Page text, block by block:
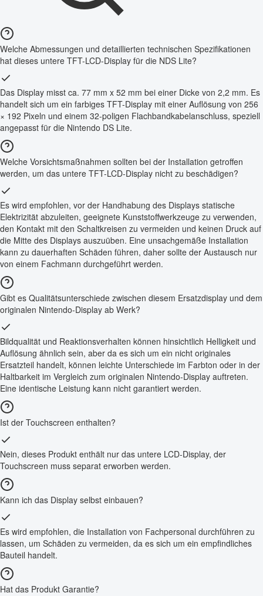
Welche Abmessungen und detaillierten technischen Spezifikationen
hat dieses untere TFT-LCD-Display für die NDS Lite?
Das Display misst ca. 77 mm x 52 mm bei einer Dicke von 2,2 mm. Es
handelt sich um ein farbiges TFT-Display mit einer Auflösung von 256
× 192 Pixeln und einem 32-poligen Flachbandkabelanschluss, speziell
angepasst für die Nintendo DS Lite.
Welche Vorsichtsmaßnahmen sollten bei der Installation getroffen
werden, um das untere TFT-LCD-Display nicht zu beschädigen?
Es wird empfohlen, vor der Handhabung des Displays statische
Elektrizität abzuleiten, geeignete Kunststoffwerkzeuge zu verwenden,
den Kontakt mit den Schaltkreisen zu vermeiden und keinen Druck auf
die Mitte des Displays auszuüben. Eine unsachgemäße Installation
kann zu dauerhaften Schäden führen, daher sollte der Austausch nur
von einem Fachmann durchgeführt werden.
Gibt es Qualitätsunterschiede zwischen diesem Ersatzdisplay und dem
originalen Nintendo-Display ab Werk?
Bildqualität und Reaktionsverhalten können hinsichtlich Helligkeit und
Auflösung ähnlich sein, aber da es sich um ein nicht originales
Ersatzteil handelt, können leichte Unterschiede im Farbton oder in der
Haltbarkeit im Vergleich zum originalen Nintendo-Display auftreten.
Eine identische Leistung kann nicht garantiert werden.
Ist der Touchscreen enthalten?
Nein, dieses Produkt enthält nur das untere LCD-Display, der
Touchscreen muss separat erworben werden.
Kann ich das Display selbst einbauen?
Es wird empfohlen, die Installation von Fachpersonal durchführen zu
lassen, um Schäden zu vermeiden, da es sich um ein empfindliches
Bauteil handelt.
Hat das Produkt Garantie?